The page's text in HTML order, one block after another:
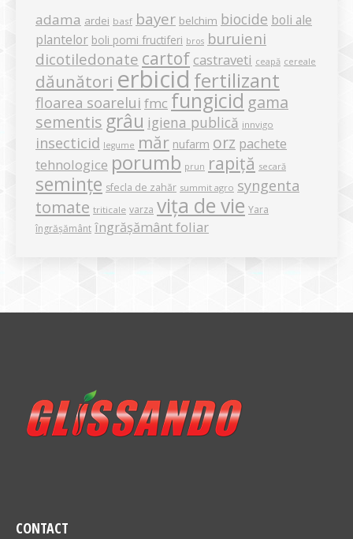
adama ardei basf bayer belchim biocide boli ale
plantelor boli pomi fructiferi bros buruieni
dicotiledonate cartof castraveti ceapă cereale
dăunători erbicid fertilizant
floarea soarelui fmc fungicid gama
sementis grâu igiena publică innvigo
insecticid legume măr nufarm orz pachete
tehnologice porumb prun rapiță secară
semințe sfecla de zahăr summit agro syngenta
tomate triticale varza vița de vie Yara
îngrășământ îngrășământ foliar
CONTACT